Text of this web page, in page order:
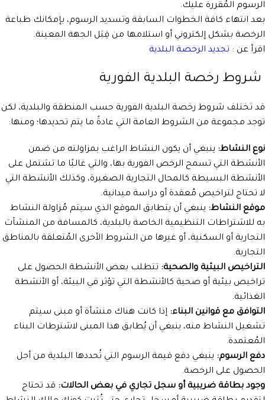
الرسوم المُقررة عليك.
بعد انتهاء كافة الخطوات السابقة وتسديد الرسوم، بإمكانك طباعة
الرخصة بشكل إلكتروني أو استلامها من قِبَل الجهة المعينة.
اقرأ عن : تجديد الرخصة البلدية
شروط رخصة البلدية الفورية
قد تختلف شروط رخصة البلدية الفورية حسب المنطقة والبلدية، لكن
توجد مجموعة من الشروط العامة التي عادةً ما يتم تحديدها؛ ومنها:
نوع النشاط: ينبغي أن يكون النشاط الراغب بمزاولته من ضمن
الأنشطة التي تسمح الرخص الفورية بها، والتي غالبًا ما تشتمل على
الأنشطة البسيطة كالمحال التجارية الصغيرة، وكذلك الأنشطة التي
لا تحتاج لتراخيص مُعقدة أو دراسة ميدانية.
موقع النشاط: ينبغي أن يتطابق الموقع الذي سيتم مُزاولة النشاط
به للاشتراطات التنظيمية الخاصة بالبلدية، كالمسافة من المنشآت
التجارية أو السكنية، أو غيرها من الشروط الأخرى المُتعلقة بالمناطق
التجارية.
التراخيص البيئية والصحية: تتطلب بعض الأنشطة الحصول على
تراخيص بيئية أو صحية كالأنشطة التي تؤثر في البيئة، أو الأنشطة
الغذائية.
التوافق مع قوانين البناء: إذا كانت هناك منشأة أو مبنى سيتم
تشغيل النشاط منه، ينبغي أن يُطابق هذا المبنى لاشترطات البناء
المُعتمدة.
دفع الرسوم: ينبغي دفع قيمة الرسوم التي تُحددها البلدية من أجل
الحصول على الرخصة.
وجود بطاقة ضريبية أو سجل تجاري في بعض الحالات: قد تحتاج